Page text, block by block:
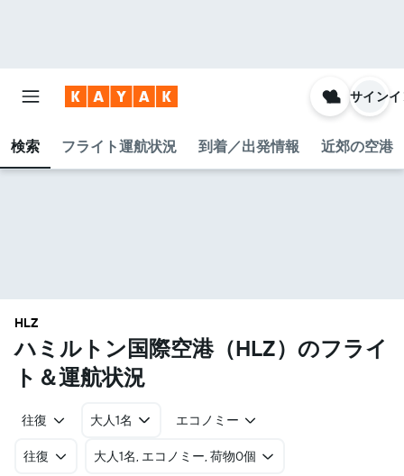
検索 フライト運航状況 到着／出発情報 近郊の空港
サイン
HLZ
ハミルトン国際空港​（HLZ​）のフライ
ト＆運航状況
往復 大人1名 エコノミー
往復 ​大人1名, エコノミー, 荷物0個